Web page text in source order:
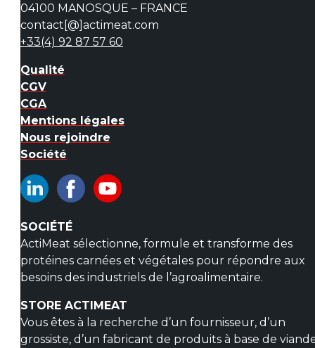
04100 MANOSQUE – FRANCE
contact[@]actimeat.com
+33(4) 92 87 57 60
Qualité
CGV
CGA
Mentions légales
Nous rejoindre
Société
SOCIÉTÉ
ActiMeat sélectionne, formule et transforme des
protéines carnées et végétales pour répondre aux
besoins des industriels de l’agroalimentaire.
STORE ACTIMEAT
Vous êtes à la recherche d’un fournisseur, d’un
grossiste, d’un fabricant de produits à base de